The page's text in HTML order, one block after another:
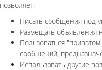
позволяет:
Писать сообщения под
Размещать объявления
Пользоваться
сообщений,
Использовать другие